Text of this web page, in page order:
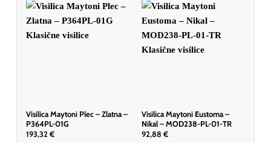
Visilica Maytoni Plec – Zlatna –
P364PL-01G
193,32 €
Visilica Maytoni Eustoma –
Nikal – MOD238-PL-01-TR
92,88 €